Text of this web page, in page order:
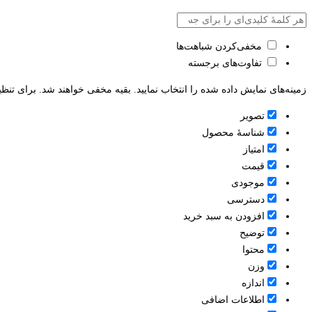
مخفی‌کردن شباهت‌ها
تفاوت‌های برجسته
زمینه‌های نمایش داده شده را انتخاب نمایید. بقیه مخفی خواهند شد. برای
تصویر
شناسۀ محصول
امتیاز
قيمت
موجودی
دسترسی
افزودن به سبد خرید
توضیح
محتوا
وزن
اندازه
اطلاعات اضافی